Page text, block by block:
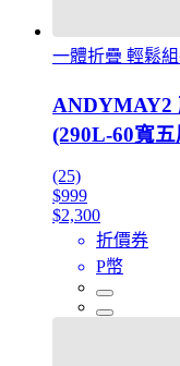
一體折疊 輕鬆
ANDYMAY2
(290L-60寬
(25)
$999
$2,300
折價券
P幣